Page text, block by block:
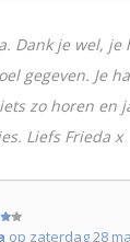
Dank je wel,
gegeven. Je
zo horen en
Liefs Frieda x
op zaterdag 28